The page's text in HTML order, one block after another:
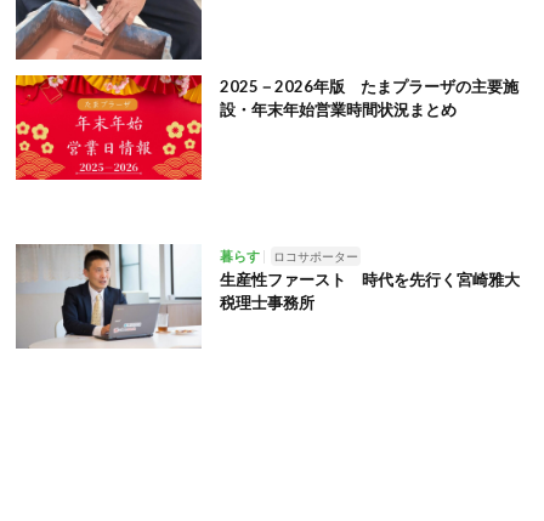
2025－2026年版 たまプラーザの主要施
設・年末年始営業時間状況まとめ
暮らす ロコサポーター
生産性ファースト 時代を先行く宮崎雅大
税理士事務所